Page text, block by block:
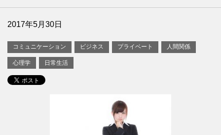
2017年5月30日
コミュニケーション ビジネス プライベート 人間関係
心理学 日常生活